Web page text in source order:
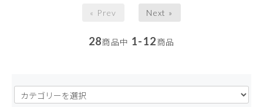
« Prev Next »
28商品中 1-12商品